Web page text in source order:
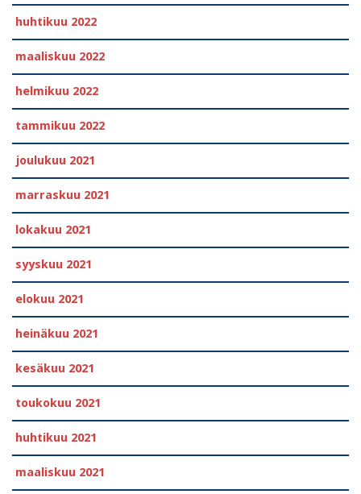
huhtikuu 2022
maaliskuu 2022
helmikuu 2022
tammikuu 2022
joulukuu 2021
marraskuu 2021
lokakuu 2021
syyskuu 2021
elokuu 2021
heinäkuu 2021
kesäkuu 2021
toukokuu 2021
huhtikuu 2021
maaliskuu 2021